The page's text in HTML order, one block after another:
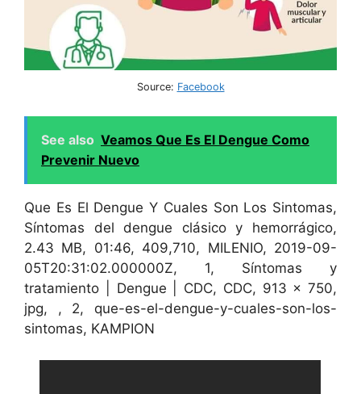
Source: Facebook
See also Veamos Que Es El Dengue Como
Prevenir Nuevo
Que Es El Dengue Y Cuales Son Los Sintomas,
Síntomas del dengue clásico y hemorrágico,
2.43 MB, 01:46, 409,710, MILENIO, 2019-09-
05T20:31:02.000000Z, 1, Síntomas y
tratamiento | Dengue | CDC, CDC, 913 x 750,
jpg, , 2, que-es-el-dengue-y-cuales-son-los-
sintomas, KAMPION